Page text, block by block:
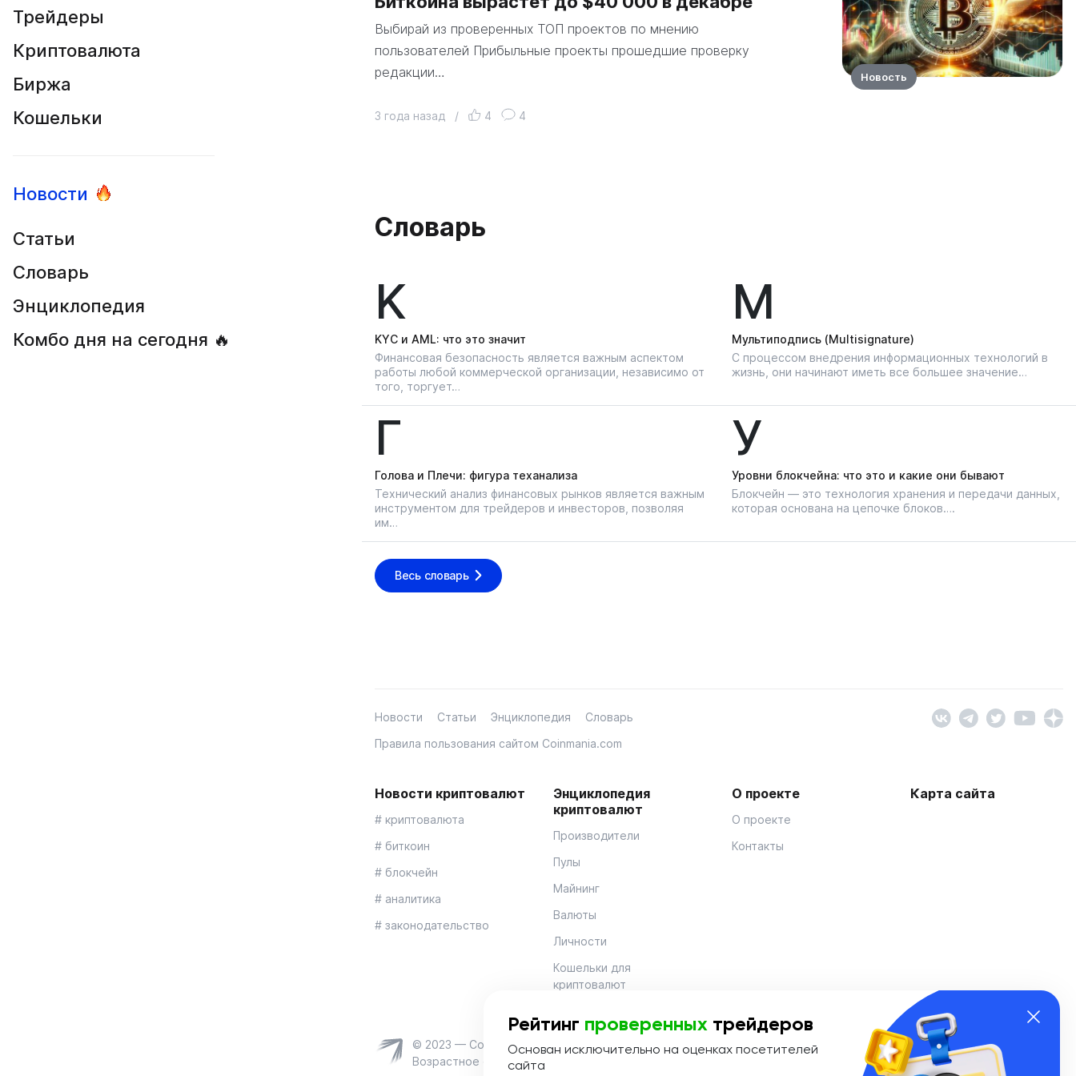
Трейдеры
Криптовалюта
Биржа
Кошельки
Новости
Статьи
Словарь
Энциклопедия
Комбо дня на сегодня 🔥
Выбирай из проверенных ТОП проектов по мнению
пользователей Прибыльные проекты прошедшие проверку
редакции…
3 года назад / 4 4
Новость
Словарь
K
KYС и AML: что это значит
Финансовая безопасность является важным аспектом
работы любой коммерческой организации, независимо от
того, торгует…
М
Мультиподпись (Multisignature)
С процессом внедрения информационных технологий в
жизнь, они начинают иметь все большее значение…
Г
Голова и Плечи: фигура теханализа
Технический анализ финансовых рынков является важным
инструментом для трейдеров и инвесторов, позволяя
им…
У
Уровни блокчейна: что это и какие они бывают
Блокчейн — это технология хранения и передачи данных,
которая основана на цепочке блоков….
Весь словарь
Новости Статьи Энциклопедия
Словарь
Правила пользования сайтом Coinmania.com
Новости криптовалют
# криптовалюта
# биткоин
# блокчейн
# аналитика
# законодательство
Энциклопедия
криптовалют
Производители
Пулы
Майнинг
Валюты
Личности
Кошельки для
криптовалют
О проекте
О проекте
Контакты
Карта сайта
© 2023 — Coinmania
Возрастное ограничение 16+
Рейтинг проверенных трейдеров
Основан исключительно на оценках посетителей
сайта